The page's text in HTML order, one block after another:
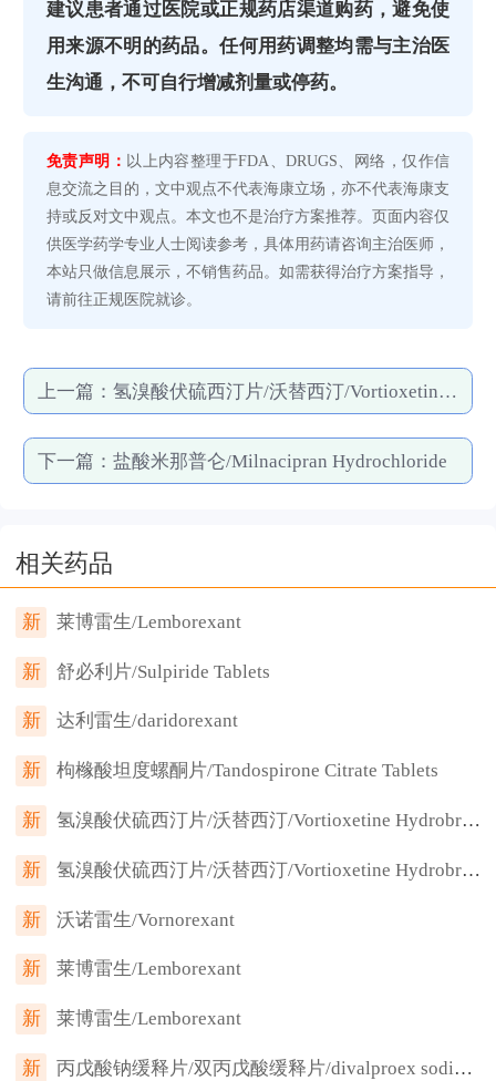
建议患者通过医院或正规药店渠道购药，避免使
用来源不明的药品。任何用药调整均需与主治医
生沟通，不可自行增减剂量或停药。
免责声明： 以上内容整理于FDA、DRUGS、网络，仅作信
息交流之目的，文中观点不代表海康立场，亦不代表海康支
持或反对文中观点。本文也不是治疗方案推荐。页面内容仅
供医学药学专业人士阅读参考，具体用药请咨询主治医师，
本站只做信息展示，不销售药品。如需获得治疗方案指导，
请前往正规医院就诊。
上一篇： 氢溴酸伏硫西汀片/沃替西汀/Vortioxetine Hydrobromide
下一篇： 盐酸米那普仑/Milnacipran Hydrochloride
相关药品
新 莱博雷生/Lemborexant
新 舒必利片/Sulpiride Tablets
新 达利雷生/daridorexant
新 枸橼酸坦度螺酮片/Tandospirone Citrate Tablets
新 氢溴酸伏硫西汀片/沃替西汀/Vortioxetine Hydrobromide
新 氢溴酸伏硫西汀片/沃替西汀/Vortioxetine Hydrobromide
新 沃诺雷生/Vornorexant
新 莱博雷生/Lemborexant
新 莱博雷生/Lemborexant
新 丙戊酸钠缓释片/双丙戊酸缓释片/divalproex sodium/Sodium Valproate Sustained-release